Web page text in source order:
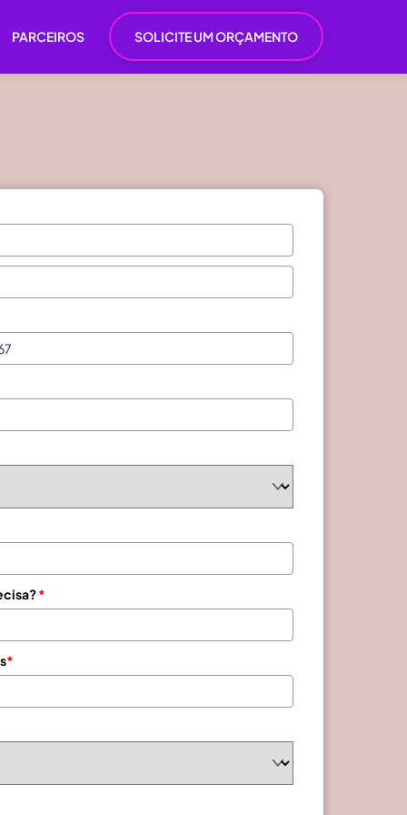
PARCEIROS SOLICITE UM ORÇAMENTO
*
*